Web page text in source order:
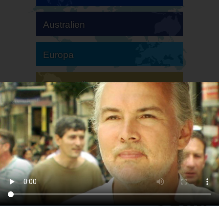
Australien
Europa
Südamerika
Nordamerika